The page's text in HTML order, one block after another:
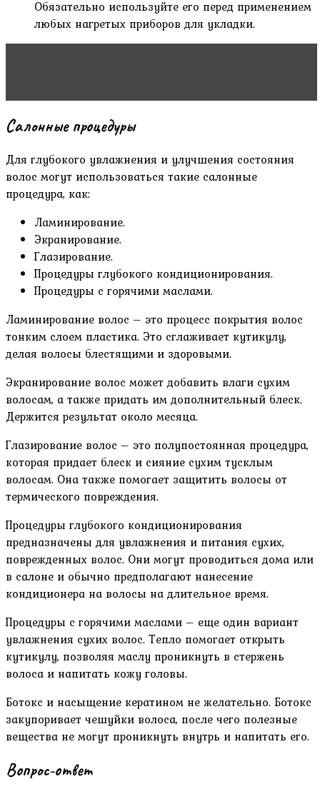
Обязательно используйте его перед применением
любых нагретых приборов для укладки.
Салонные процедуры
Для глубокого увлажнения и улучшения состояния
волос могут использоваться такие салонные
процедура, как:
Ламинирование.
Экранирование.
Глазирование.
Процедуры глубокого кондиционирования.
Процедуры с горячими маслами.
Ламинирование волос – это процесс покрытия волос
тонким слоем пластика. Это сглаживает кутикулу,
делая волосы блестящими и здоровыми.
Экранирование волос может добавить влаги сухим
волосам, а также придать им дополнительный блеск.
Держится результат около месяца.
Глазирование волос – это полупостоянная процедура,
которая придает блеск и сияние сухим тусклым
волосам. Она также помогает защитить волосы от
термического повреждения.
Процедуры глубокого кондиционирования
предназначены для увлажнения и питания сухих,
поврежденных волос. Они могут проводиться дома или
в салоне и обычно предполагают нанесение
кондиционера на волосы на длительное время.
Процедуры с горячими маслами – еще один вариант
увлажнения сухих волос. Тепло помогает открыть
кутикулу, позволяя маслу проникнуть в стержень
волоса и напитать кожу головы.
Ботокс и насыщение кератином не желательно. Ботокс
закупоривает чешуйки волоса, после чего полезные
вещества не могут проникнуть внутрь и напитать его.
Вопрос-ответ